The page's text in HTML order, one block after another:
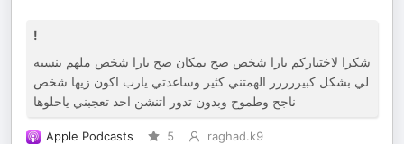
!
شكرا لاختياركم يارا شخص صح بمكان صح يارا شخص ملهم بنسبه
لي بشكل كبيررررر الهمتني كثير وساعدتي يارب اكون زيها شخص
ناجح وطموح وبدون تدور اتنشن احد تعجبني ياحلوها
Apple Podcasts 5
raghad.k9